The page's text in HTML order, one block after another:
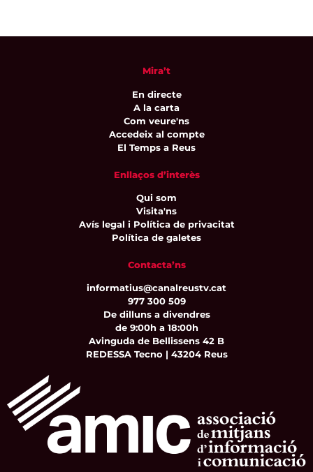
Mira’t
En directe
A la carta
Com veure'ns
Accedeix al compte
El Temps a Reus
Enllaços d’interès
Qui som
Visita'ns
Avís legal i Política de privacitat
Política de galetes
Contacta’ns
informatius@canalreustv.cat
977 300 509
De dilluns a divendres
de 9:00h a 18:00h
Avinguda de Bellissens 42 B
REDESSA Tecno | 43204 Reus